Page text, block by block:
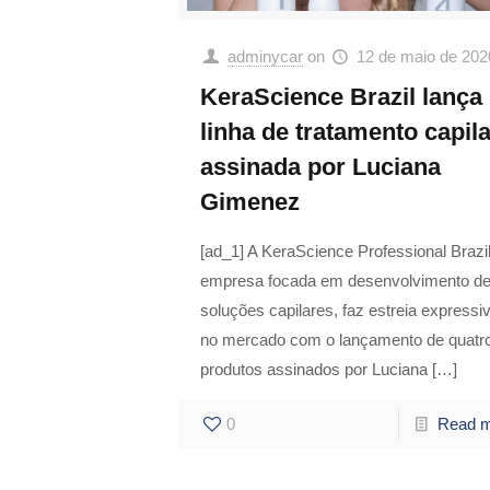
adminycar on 12 de maio de
KeraScience Brazil lança
linha de tratamento
assinada por Luciana
Gimenez
[ad_1] A KeraScience Professional
empresa focada em desenvolvimento de
soluções capilares, faz estreia
no mercado com o lançamento de
produtos assinados por Luciana[…]
0 Read